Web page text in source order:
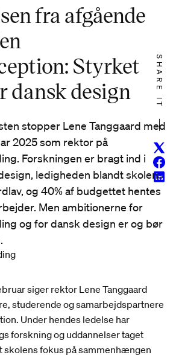
fra afgående
Styrket
dansk design
stopper Lene Tanggaard med
2025 som rektor på
Forskningen er bragt ind i
ledigheden blandt skolens
og 40% af budgettet hentes
Men ambitionerne for
og for dansk design er og bør
SHARE IT
siger rektor Lene Tanggaard
studerende og samarbejdspartnere
Under hendes ledelse har
forskning og uddannelser taget
fokus på sammenhængen